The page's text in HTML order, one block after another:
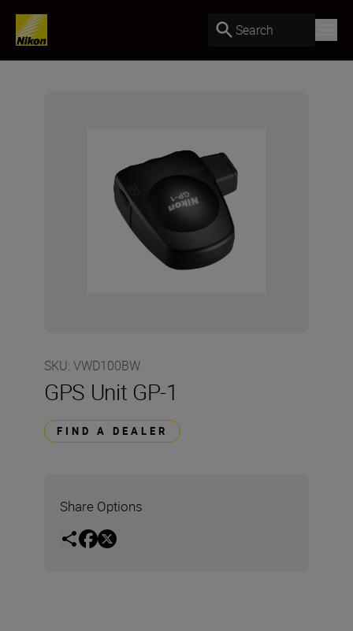
Search
SKU: VWD100BW
GPS Unit GP-1
FIND A DEALER
Share Options